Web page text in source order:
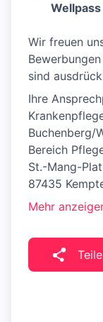
Wellpass
Wir freuen
sind
Ihre
Buchenberg/
Bereich
St.-Mang-
87435
Mehr